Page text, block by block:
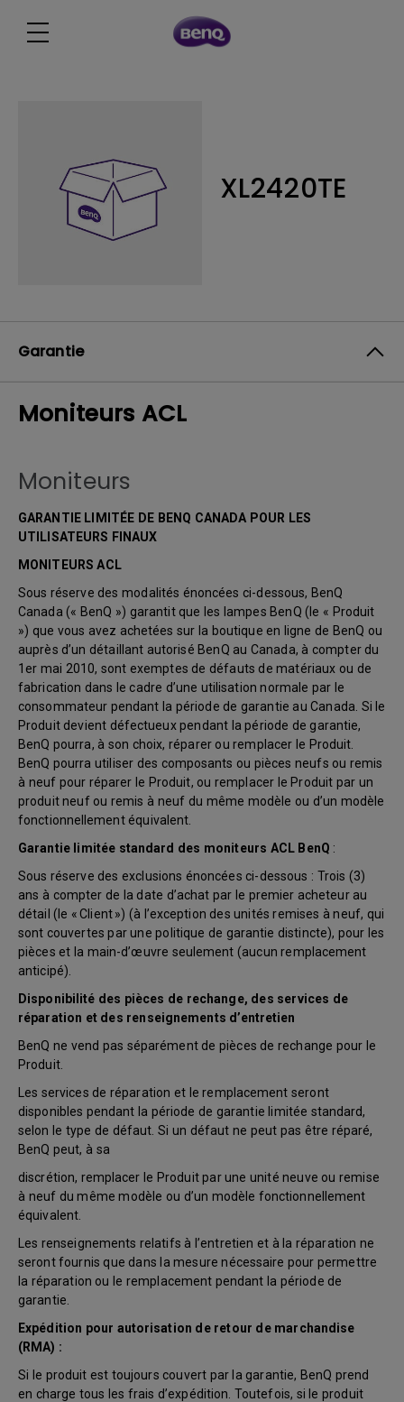
XL2420TE
Garantie
Moniteurs ACL
Moniteurs
GARANTIE LIMITÉE DE BENQ CANADA POUR LES
UTILISATEURS FINAUX
MONITEURS ACL
Sous réserve des modalités énoncées ci-dessous, BenQ
Canada (« BenQ ») garantit que les lampes BenQ (le « Produit
») que vous avez achetées sur la boutique en ligne de BenQ ou
auprès d’un détaillant autorisé BenQ au Canada, à compter du
1er mai 2010, sont exemptes de défauts de matériaux ou de
fabrication dans le cadre d’une utilisation normale par le
consommateur pendant la période de garantie au Canada. Si le
Produit devient défectueux pendant la période de garantie,
BenQ pourra, à son choix, réparer ou remplacer le Produit.
BenQ pourra utiliser des composants ou pièces neufs ou remis
à neuf pour réparer le Produit, ou remplacer le Produit par un
produit neuf ou remis à neuf du même modèle ou d’un modèle
fonctionnellement équivalent.
Garantie limitée standard des moniteurs ACL BenQ :
Sous réserve des exclusions énoncées ci-dessous : Trois (3)
ans à compter de la date d’achat par le premier acheteur au
détail (le « Client ») (à l’exception des unités remises à neuf, qui
sont couvertes par une politique de garantie distincte), pour les
pièces et la main-d’œuvre seulement (aucun remplacement
anticipé).
Disponibilité des pièces de rechange, des services de
réparation et des renseignements d’entretien
BenQ ne vend pas séparément de pièces de rechange pour le
Produit.
Les services de réparation et le remplacement seront
disponibles pendant la période de garantie limitée standard,
selon le type de défaut. Si un défaut ne peut pas être réparé,
BenQ peut, à sa
discrétion, remplacer le Produit par une unité neuve ou remise
à neuf du même modèle ou d’un modèle fonctionnellement
équivalent.
Les renseignements relatifs à l’entretien et à la réparation ne
seront fournis que dans la mesure nécessaire pour permettre
la réparation ou le remplacement pendant la période de
garantie.
Expédition pour autorisation de retour de marchandise
(RMA) :
Si le produit est toujours couvert par la garantie, BenQ prend
en charge tous les frais d’expédition. Toutefois, si le produit